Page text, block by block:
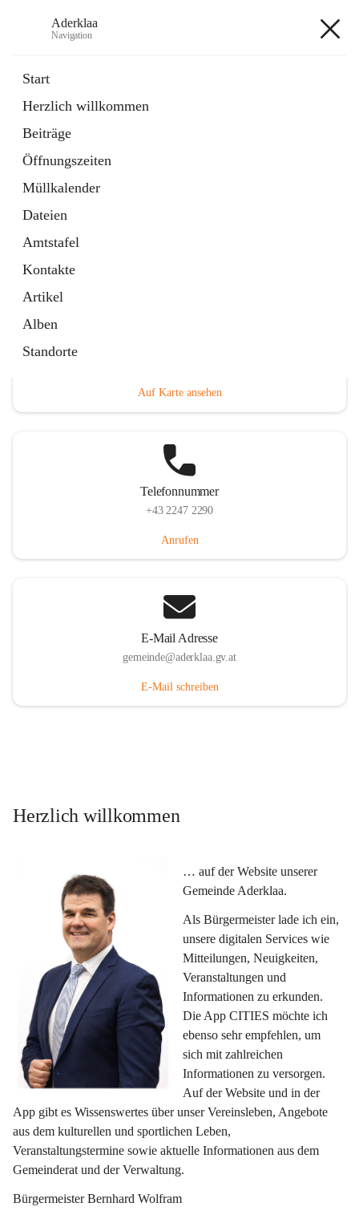
Aderklaa
Navigation
Start
Herzlich willkommen
Beiträge
Öffnungszeiten
Müllkalender
Dateien
Amtstafel
Kontakte
Artikel
Alben
Standorte
6 Schnellzugriffe
Gemeinde
3 Schnellzugriffe
Auf Karte ansehen
Telefonnummer
+43 2247 2290
Anrufen
E-Mail Adresse
gemeinde@aderklaa.gv.at
E-Mail schreiben
Herzlich willkommen
… auf der Website unserer
Gemeinde Aderklaa.
Als Bürgermeister lade ich ein,
unsere digitalen Services wie
Mitteilungen, Neuigkeiten,
Veranstaltungen und
Informationen zu erkunden.
Die App CITIES möchte ich
ebenso sehr empfehlen, um
sich mit zahlreichen
Informationen zu versorgen.
Auf der Website und in der
App gibt es Wissenswertes über unser Vereinsleben, Angebote
aus dem kulturellen und sportlichen Leben,
Veranstaltungstermine sowie aktuelle Informationen aus dem
Gemeinderat und der Verwaltung.
Bürgermeister Bernhard Wolfram